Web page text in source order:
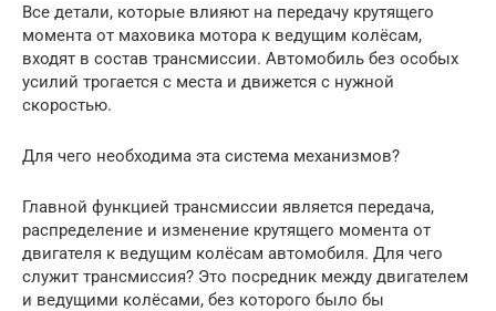
Все детали, которые влияют на передачу крутящего
момента от маховика мотора к ведущим колёсам,
входят в состав трансмиссии. Автомобиль без особых
усилий трогается с места и движется с нужной
скоростью.
Для чего необходима эта система механизмов?
Главной функцией трансмиссии является передача,
распределение и изменение крутящего момента от
двигателя к ведущим колёсам автомобиля. Для чего
служит трансмиссия? Это посредник между двигателем
и ведущими колёсами, без которого было бы